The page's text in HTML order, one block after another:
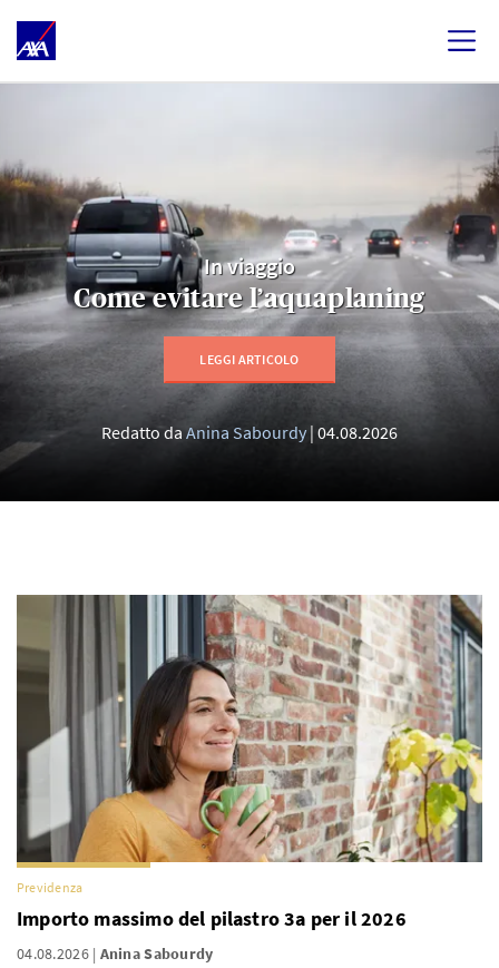
In viaggio
Come evitare l’aquaplaning
LEGGI ARTICOLO
Redatto daAnina Sabourdy 04.08.2026
Previdenza
Importo massimo del pilastro 3a per il 2026
04.08.2026 Anina Sabourdy